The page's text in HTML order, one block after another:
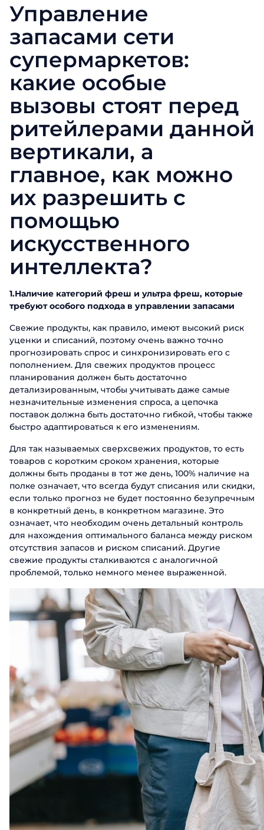
Управление
запасами сети
супермаркетов:
какие особые
вызовы стоят перед
ритейлерами данной
вертикали, а
главное, как можно
их разрешить с
помощью
искусственного
интеллекта?
1.Наличие категорий фреш и ультра фреш, которые
требуют особого подхода в управлении запасами
Свежие продукты, как правило, имеют высокий риск
уценки и списаний, поэтому очень важно точно
прогнозировать спрос и синхронизировать его с
пополнением. Для свежих продуктов процесс
планирования должен быть достаточно
детализированным, чтобы учитывать даже самые
незначительные изменения спроса, а цепочка
поставок должна быть достаточно гибкой, чтобы также
быстро адаптироваться к его изменениям.
Для так называемых сверхсвежих продуктов, то есть
товаров с коротким сроком хранения, которые
должны быть проданы в тот же день, 100% наличие на
полке означает, что всегда будут списания или скидки,
если только прогноз не будет постоянно безупречным
в конкретный день, в конкретном магазине. Это
означает, что необходим очень детальный контроль
для нахождения оптимального баланса между риском
отсутствия запасов и риском списаний. Другие
свежие продукты сталкиваются с аналогичной
проблемой, только немного менее выраженной.